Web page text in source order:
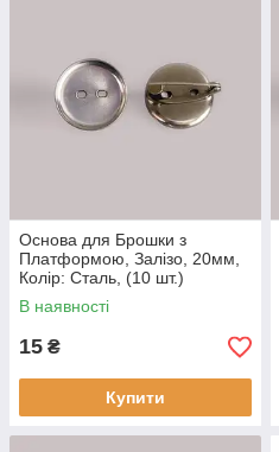
Основа для Брошки з
Платформою, Залізо, 20мм,
Колір: Сталь, (10 шт.)
В наявності
15 ₴
Купити